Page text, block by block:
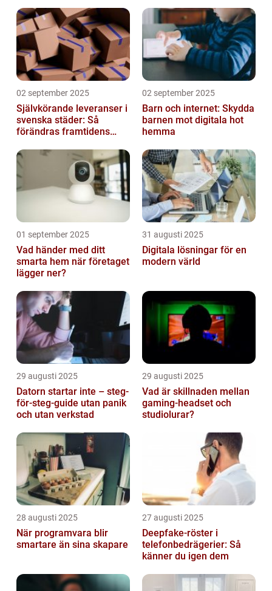
02 september 2025
Självkörande leveranser i
svenska städer: Så
förändras framtidens
02 september 2025
Barn och internet: Skydda
barnen mot digitala hot
hemma
01 september 2025
Vad händer med ditt
smarta hem när företaget
lägger ner?
31 augusti 2025
Digitala lösningar för en
modern värld
29 augusti 2025
Datorn startar inte – steg-
för-steg-guide utan panik
och utan verkstad
29 augusti 2025
Vad är skillnaden mellan
gaming-headset och
studiolurar?
28 augusti 2025
När programvara blir
smartare än sina skapare
27 augusti 2025
Deepfake-röster i
telefonbedrägerier: Så
känner du igen dem